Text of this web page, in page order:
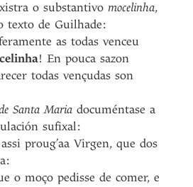
o substantivomocelinha,
texto de Guilhade:
as todas venceu
! En pouca sazon
todas vençudas son
Santa Maria documéntase a
sufixal:
Virgen, que dos
pedisse de comer, e